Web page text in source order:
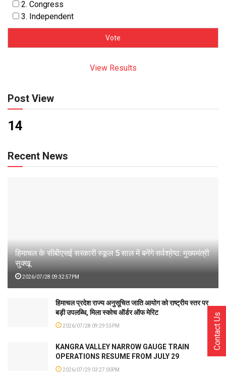
2. Congress
3. Independent
View Results
Post View
14
Recent News
हिमाचल के सीबीएसई सरकारी स्कूल 5 साल में बनेंगे सर्वश्रेष्ठ: मुख्यमंत्री
सुक्खू
2026/07/28 09:32:57PM
हिमाचल प्रदेश राज्य अनुसूचित जाति आयोग को राष्ट्रीय स्तर पर
बड़ी उपलब्धि, मिला स्कोच ऑर्डर ऑफ मेरिट
2026/07/28 09:29:55PM
KANGRA VALLEY NARROW GAUGE TRAIN
OPERATIONS RESUME FROM JULY 29
2026/07/29 03:27:00PM
Contact Us